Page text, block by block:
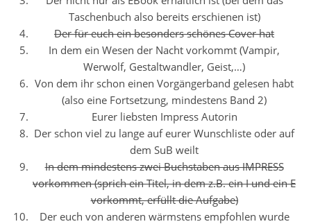
Taschenbuch also bereits erschienen ist)
Der für euch ein besonders schönes Cover hat
In dem ein Wesen der Nacht vorkommt (Vampir,
Werwolf, Gestaltwandler, Geist,…)
Von dem ihr schon einen Vorgängerband gelesen habt
(also eine Fortsetzung, mindestens Band 2)
Eurer liebsten Impress Autorin
Der schon viel zu lange auf eurer Wunschliste oder auf
dem SuB weilt
In dem mindestens zwei Buchstaben aus IMPRESS
vorkommen (sprich ein Titel, in dem z.B. ein I und ein E
vorkommt, erfüllt die Aufgabe)
Der euch von anderen wärmstens empfohlen wurde